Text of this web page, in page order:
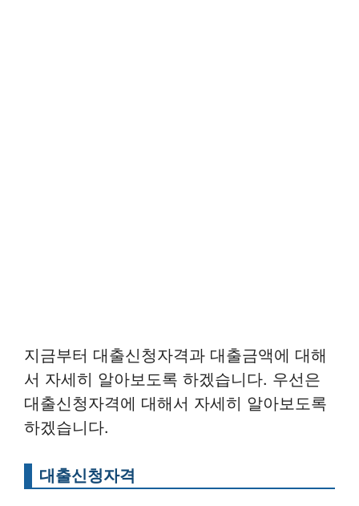
지금부터 대출신청자격과 대출금액에 대해
서 자세히 알아보도록 하겠습니다. 우선은
대출신청자격에 대해서 자세히 알아보도록
하겠습니다.
대출신청자격